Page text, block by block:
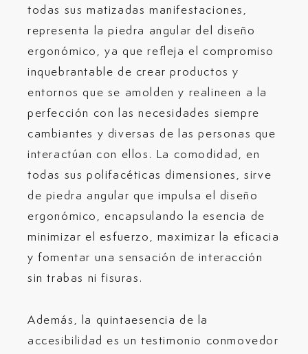
todas sus matizadas manifestaciones,
representa la piedra angular del diseño
ergonómico, ya que refleja el compromiso
inquebrantable de crear productos y
entornos que se amolden y realineen a la
perfección con las necesidades siempre
cambiantes y diversas de las personas que
interactúan con ellos. La comodidad, en
todas sus polifacéticas dimensiones, sirve
de piedra angular que impulsa el diseño
ergonómico, encapsulando la esencia de
minimizar el esfuerzo, maximizar la eficacia
y fomentar una sensación de interacción
sin trabas ni fisuras.
Además, la quintaesencia de la
accesibilidad es un testimonio conmovedor